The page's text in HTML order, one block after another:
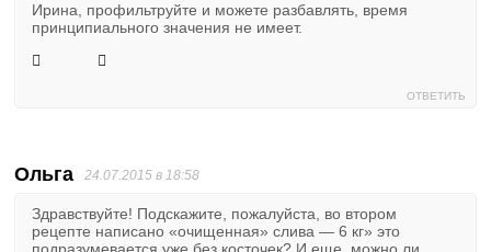
Ирина, профильтруйте и можете разбавлять, время
принципиального значения не имеет.
ОТВЕТИТЬ
Ольга 24.07.2015 в 18:58
Здравствуйте! Подскажите, пожалуйста, во втором
рецепте написано «очищенная» слива — 6 кг» это